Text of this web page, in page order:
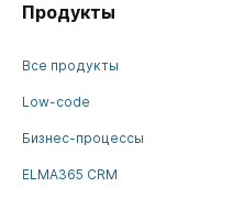
Продукты
Все продукты
Low-code
Бизнес-процессы
ELMA365 CRM